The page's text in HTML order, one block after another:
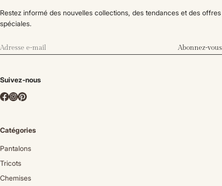
Restez informé des nouvelles collections, des tendances et des offres
spéciales.
Abonnez-vous
Suivez-nous
Catégories
Pantalons
Tricots
Chemises